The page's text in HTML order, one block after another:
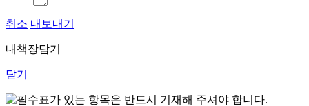
취소 내보내기
내책장담기
닫기
표가 있는 항목은 반드시 기재해 주셔야 합니다.